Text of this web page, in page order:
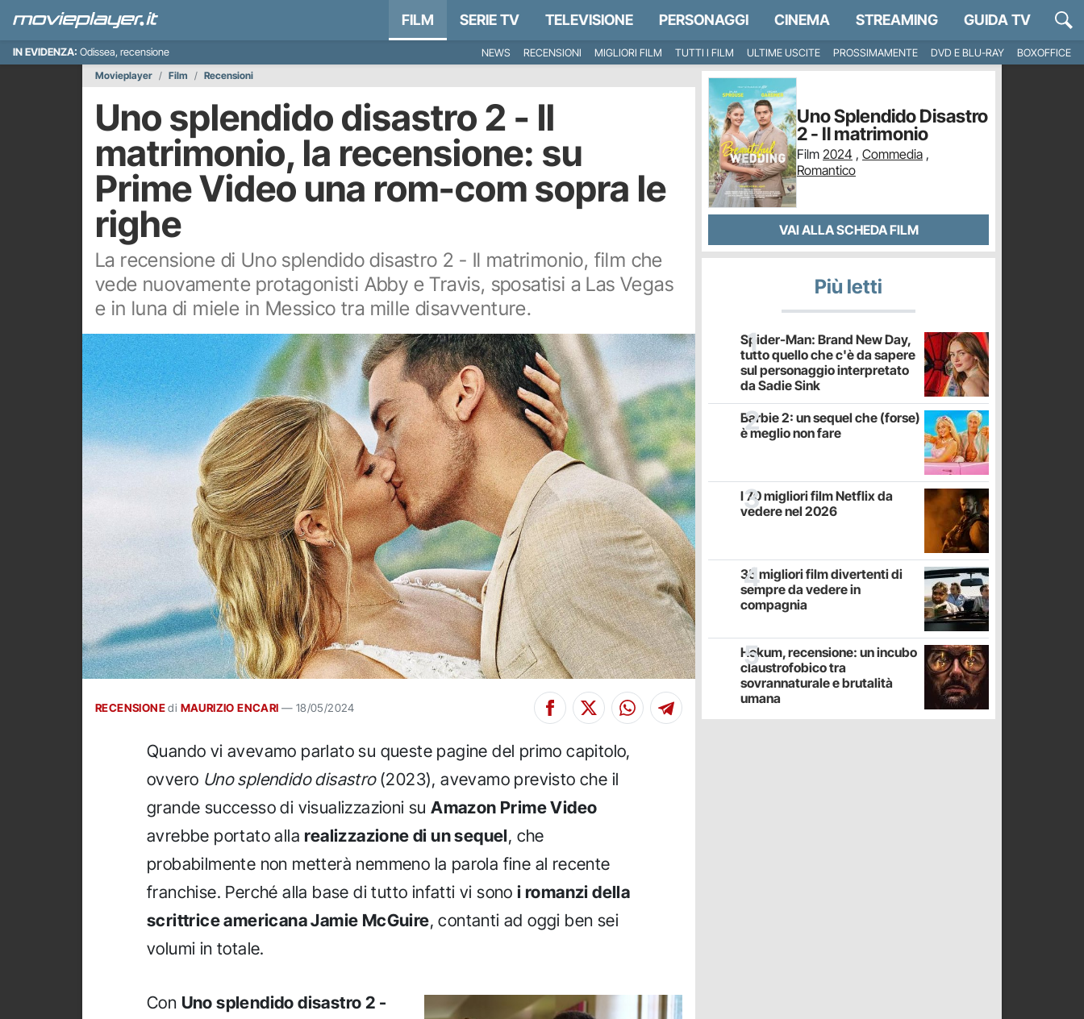
FILM SERIE TV TELEVISIONE PERSONAGGI CINEMA STREAMING GUIDA TV
IN EVIDENZA: Odissea, recensione NEWS RECENSIONI MIGLIORI FILM TUTTI I FILM ULTIME USCITE PROSSIMAMENTE DVD E BLU-RAY
BOXOFFICE
Movieplayer
Film Recensioni
Uno splendido disastro 2 - Il
matrimonio, la recensione: su
Prime Video una rom-com sopra le
righe
La recensione di Uno splendido disastro 2 - Il matrimonio, film che
vede nuovamente protagonisti Abby e Travis, sposatisi a Las Vegas
e in luna di miele in Messico tra mille disavventure.
RECENSIONE di MAURIZIO ENCARI — 18/05/2024
Quando vi avevamo parlato su queste pagine del primo capitolo,
ovvero Uno splendido disastro(2023), avevamo previsto che il
grande successo di visualizzazioni suAmazon Prime Video
avrebbe portato alla realizzazione di un sequel, che
probabilmente non metterà nemmeno la parola fine al recente
franchise. Perché alla base di tutto infatti vi sonoi romanzi della
scrittrice americana Jamie McGuire, contanti ad oggi ben sei
volumi in totale.
Con Uno splendido disastro 2 -
Uno Splendido Disastro
2 - Il matrimonio
Film 2024 , Commedia ,
Romantico
VAI ALLA SCHEDA FILM
Più letti
Spider-Man: Brand New Day,
tutto quello che c'è da sapere
sul personaggio interpretato
da Sadie Sink
Barbie 2: un sequel che (forse)
è meglio non fare
I 70 migliori film Netflix da
vedere nel 2026
35 migliori film divertenti di
sempre da vedere in
compagnia
Hokum, recensione: un incubo
claustrofobico tra
sovrannaturale e brutalità
umana